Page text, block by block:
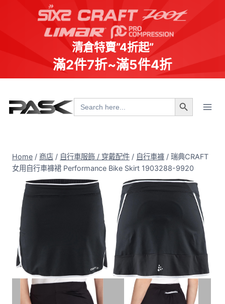
清倉特賣”4折起”
滿2件7折~滿5件4折
content
Search
for:
Search Button
Home / 商店 / 自行車服飾 / 穿戴配件 / 自行車褲 / 瑞典CRAFT
女用自行車褲裙 Performance Bike Skirt 1903288-9920